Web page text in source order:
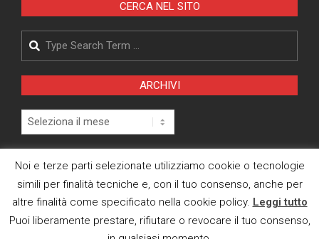
CERCA NEL SITO
ARCHIVI
Archivi
Modifica consenso cookies
CI TROVI ANCHE SU
Noi e terze parti selezionate utilizziamo cookie o tecnologie
simili per finalità tecniche e, con il tuo consenso, anche per
altre finalità come specificato nella cookie policy. Leggi tutto
Puoi liberamente prestare, rifiutare o revocare il tuo consenso,